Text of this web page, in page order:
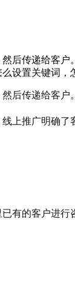
后传递给客
设置关键词，
后传递给客户。
上推广明确
有的客户进行